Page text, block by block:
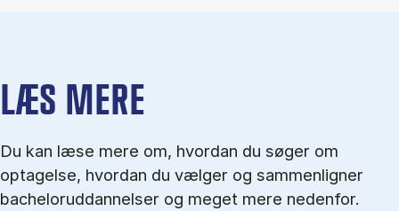
LÆS MERE
Du kan læse mere om, hvordan du søger om
optagelse, hvordan du vælger og sammenligner
bacheloruddannelser og meget mere nedenfor.